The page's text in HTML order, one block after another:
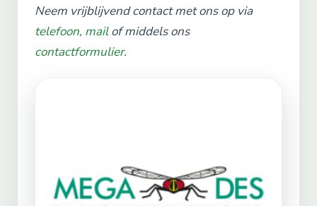
Neem vrijblijvend contact met ons op via
telefoon, mailof middels ons
contactformulier.